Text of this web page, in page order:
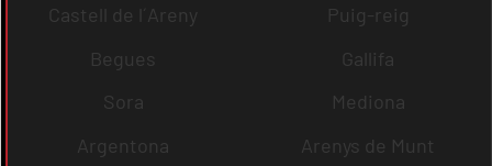
Castell de l´Areny
Puig-reig
Begues
Gallifa
Sora
Mediona
Argentona
Arenys de Munt